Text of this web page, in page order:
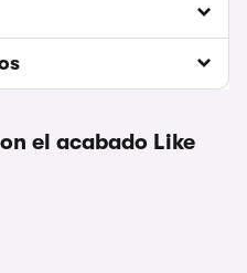
el acabado Like